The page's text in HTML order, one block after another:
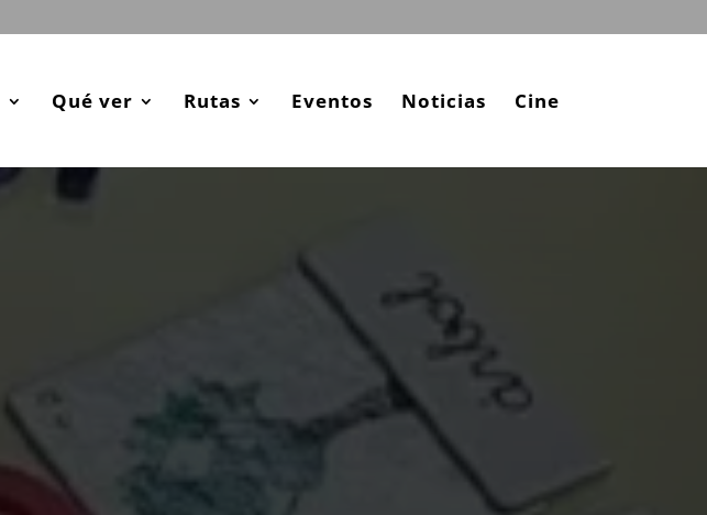
Qué ver Rutas Eventos Noticias Cine